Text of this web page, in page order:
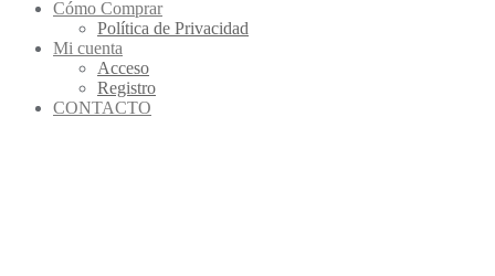
Cómo Comprar
Política de Privacidad
Mi cuenta
Acceso
Registro
CONTACTO